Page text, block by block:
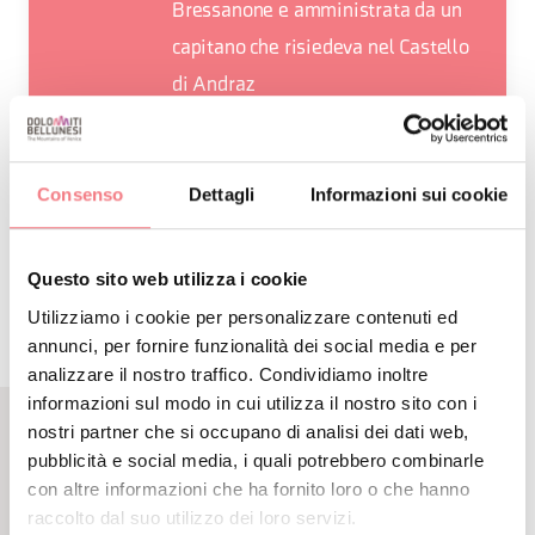
Consenso Dettagli Informazioni sui cookie
Questo sito web utilizza i cookie
Utilizziamo i cookie per personalizzare contenuti ed
annunci, per fornire funzionalità dei social media e per
analizzare il nostro traffico. Condividiamo inoltre
informazioni sul modo in cui utilizza il nostro sito con i
nostri partner che si occupano di analisi dei dati web,
pubblicità e social media, i quali potrebbero combinarle
con altre informazioni che ha fornito loro o che hanno
raccolto dal suo utilizzo dei loro servizi.
Bressanone e amministrata da un
capitano che risiedeva nel Castello
di Andraz
CONTENUTI CORRELATI
POTREBBE PIACERTI